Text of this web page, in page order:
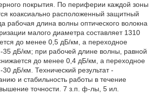
покрытия. По периферии каждой зоны
коаксиально расположенный защитный
рабочая длина волны оптического волокна
малого диаметра составляет 1310
до менее 0,5 дБ/км, а переходное
-35 дБ/км; при рабочей длине волны, равной
до менее 0,4 дБ/км, а переходное
30 дБ/км. Технический результат -
и стабильность работы в течение
точности. 7 з.п. ф-лы, 5 ил.